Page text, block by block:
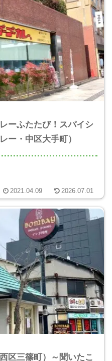
ーふたたび！スパイシ
ー・中区大手町）
2021.04.09 2026.07.01
区三篠町）～聞いたこ